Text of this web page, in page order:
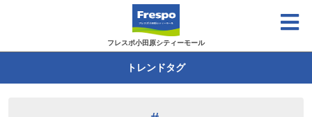
フレスポ小田原シティーモール
トレンドタグ